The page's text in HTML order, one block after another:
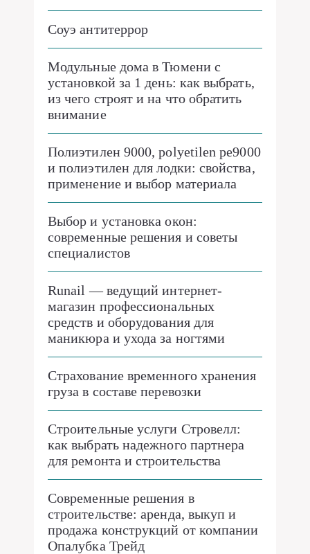
Соуэ антитеррор
Модульные дома в Тюмени с
установкой за 1 день: как выбрать,
из чего строят и на что обратить
внимание
Полиэтилен 9000, polyetilen pe9000
и полиэтилен для лодки: свойства,
применение и выбор материала
Выбор и установка окон:
современные решения и советы
специалистов
Runail — ведущий интернет-
магазин профессиональных
средств и оборудования для
маникюра и ухода за ногтями
Страхование временного хранения
груза в составе перевозки
Строительные услуги Стровелл:
как выбрать надежного партнера
для ремонта и строительства
Современные решения в
строительстве: аренда, выкуп и
продажа конструкций от компании
Опалубка Трейд